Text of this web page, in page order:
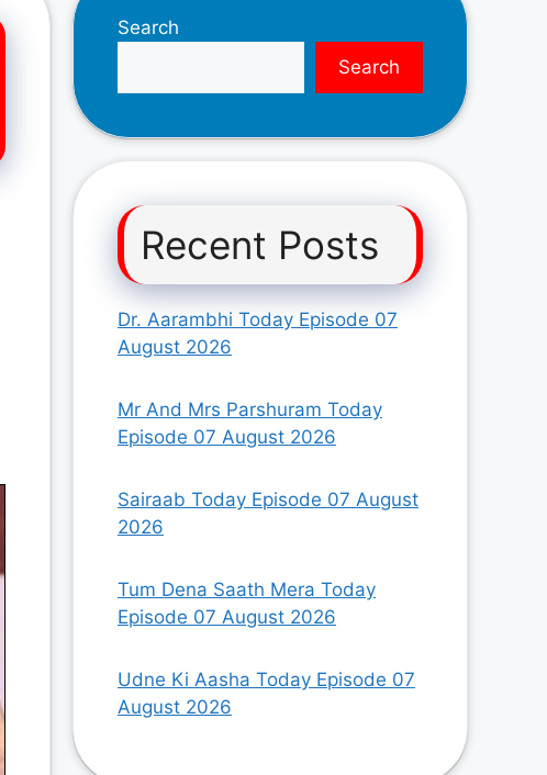
Search
Search
Recent Posts
Dr. Aarambhi Today Episode 07
August 2026
Mr And Mrs Parshuram Today
Episode 07 August 2026
Sairaab Today Episode 07 August
2026
Tum Dena Saath Mera Today
Episode 07 August 2026
Udne Ki Aasha Today Episode 07
August 2026